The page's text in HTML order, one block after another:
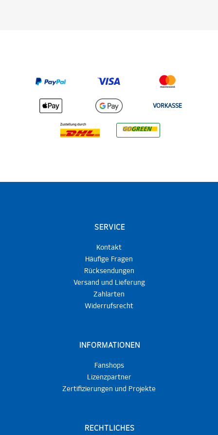
VORKASSE
SERVICE
Kontakt
Häufige Fragen
Rücksendungen
Versand und Lieferung
Zahlarten
Widerrufsrecht
INFORMATIONEN
Fanshops
Lizenzpartner
Zertifizierungen und Projekte
RECHTLICHES